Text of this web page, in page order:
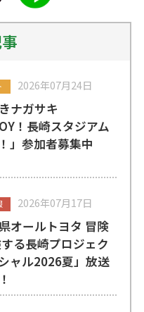
2026年07月24日
ナガサキ
！長崎スタジアム
」参加者募集中
2026年07月17日
県オールトヨタ 冒険
る長崎プロジェク
ャル2026夏」放送